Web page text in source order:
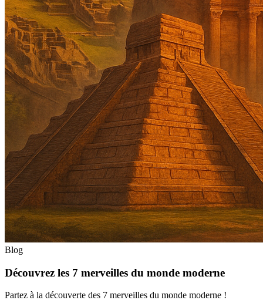
Blog
Découvrez les 7 merveilles du monde moderne
Partez à la découverte des 7 merveilles du monde moderne !